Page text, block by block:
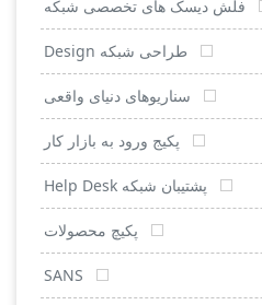
فلش دیسک های تخصصی شبکه
طراحی شبکه Design
سناریوهای دنیای واقعی
پکیج ورود به بازار کار
پشتیبان شبکه Help Desk
پکیچ محصولات
SANS